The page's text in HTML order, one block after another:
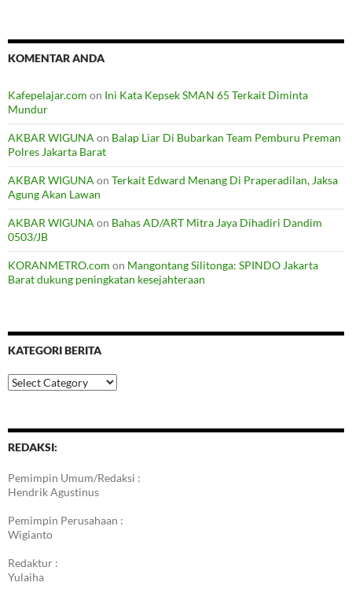
KOMENTAR ANDA
Kafepelajar.com on Ini Kata Kepsek SMAN 65 Terkait Diminta
Mundur
AKBAR WIGUNAon Balap Liar Di Bubarkan Team Pemburu Preman
Polres Jakarta Barat
AKBAR WIGUNAon Terkait Edward Menang Di Praperadilan, Jaksa
Agung Akan Lawan
AKBAR WIGUNAon Bahas AD/ART Mitra Jaya Dihadiri Dandim
0503/JB
KORANMETRO.com on Mangontang Silitonga: SPINDO Jakarta
Barat dukung peningkatan kesejahteraan
KATEGORI BERITA
Kategori
Berita
REDAKSI:
Pemimpin Umum/Redaksi :
Hendrik Agustinus
Pemimpin Perusahaan :
Wigianto
Redaktur :
Yulaiha